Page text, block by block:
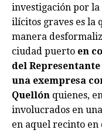
investigación por
ilícitos graves es la
manera
ciudad puerto en
del
una exempresa
Quellón quienes,
involucrados en
en aquel recinto en